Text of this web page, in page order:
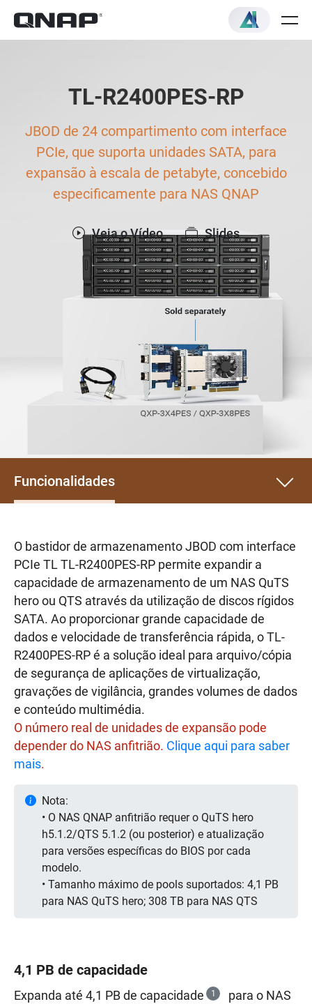
TL-R2400PES-RP
JBOD de 24 compartimento com interface
PCIe, que suporta unidades SATA, para
expansão à escala de petabyte, concebido
especificamente para NAS QNAP
Veja o Vídeo Slides
Funcionalidades
O bastidor de armazenamento JBOD com interface
PCIe TL TL-R2400PES-RP permite expandir a
capacidade de armazenamento de um NAS QuTS
hero ou QTS através da utilização de discos rígidos
SATA. Ao proporcionar grande capacidade de
dados e velocidade de transferência rápida, o TL-
R2400PES-RP é a solução ideal para arquivo/cópia
de segurança de aplicações de virtualização,
gravações de vigilância, grandes volumes de dados
e conteúdo multimédia.
O número real de unidades de expansão pode
depender do NAS anfitrião. Clique aqui para saber
mais.
Nota:
• O NAS QNAP anfitrião requer o QuTS hero
h5.1.2/QTS 5.1.2 (ou posterior) e atualização
para versões específicas do BIOS por cada
modelo.
• Tamanho máximo de pools suportados: 4,1 PB
para NAS QuTS hero; 308 TB para NAS QTS
4,1 PB de capacidade
Expanda até 4,1 PB de capacidade 1
para o NAS